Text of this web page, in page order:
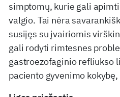
simptomų, kurie gali
valgio. Tai nėra
susijęs su įvairiomis
gali rodyti rimtesnes
gastroezofaginio refliukso
paciento gyvenimo